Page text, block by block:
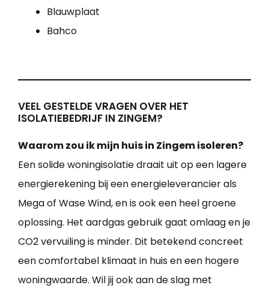
Blauwplaat
Bahco
VEEL GESTELDE VRAGEN OVER HET
ISOLATIEBEDRIJF IN ZINGEM?
Waarom zou ik mijn huis in Zingem isoleren?
Een solide woningisolatie draait uit op een lagere
energierekening bij een energieleverancier als
Mega of Wase Wind, en is ook een heel groene
oplossing. Het aardgas gebruik gaat omlaag en je
CO2 vervuiling is minder. Dit betekend concreet
een comfortabel klimaat in huis en een hogere
woningwaarde. Wil jij ook aan de slag met